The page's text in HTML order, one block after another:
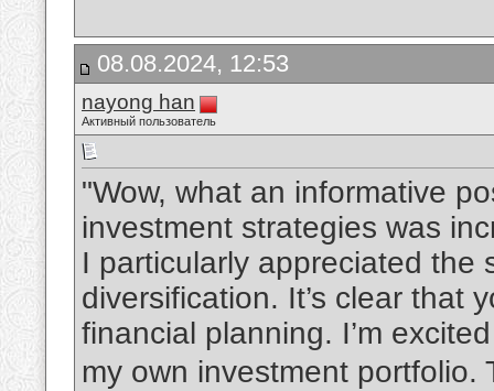
08.08.2024, 12:53
nayong han
Активный пользователь
"Wow, what an informative
investment strategies was
I particularly appreciated the
diversification. It’s clear that
financial planning. I’m
my own investment portfolio.